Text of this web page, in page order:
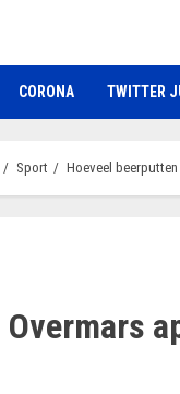
CORONA TWITTER
Sport Hoeveel
Overmars